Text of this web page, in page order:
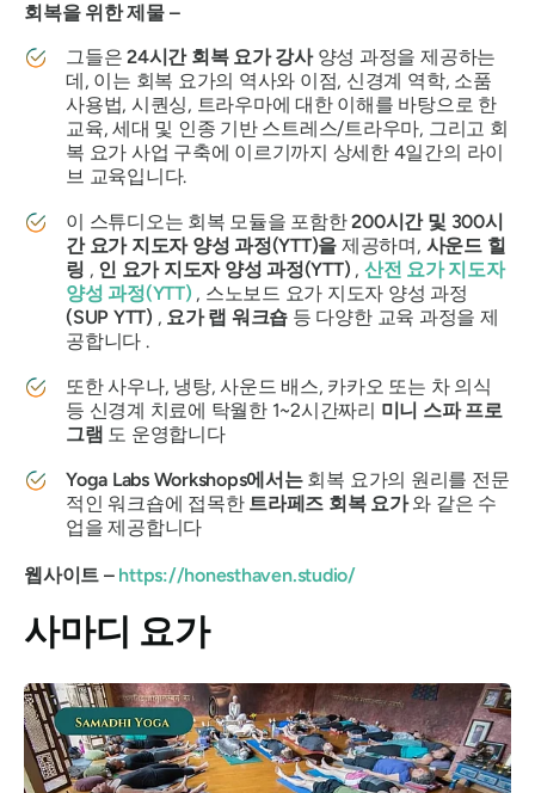
회복을 위한 제물 –
그들은24시간 회복 요가 강사 양성 과정을 제공하는
데, 이는 회복 요가의 역사와 이점, 신경계 역학, 소품
사용법, 시퀀싱, 트라우마에 대한 이해를 바탕으로 한
교육, 세대 및 인종 기반 스트레스/트라우마, 그리고 회
복 요가 사업 구축에 이르기까지 상세한 4일간의 라이
브 교육입니다.
이 스튜디오는 회복 모듈을 포함한200시간 및 300시
간 요가 지도자 양성 과정(YTT)을 제공하며, 사운드 힐
링 , 인 요가 지도자 양성 과정(YTT) , 산전 요가 지도자
양성 과정(YTT) , 스노보드 요가 지도자 양성 과정
(SUP YTT) , 요가 랩 워크숍 등 다양한 교육 과정을 제
공합니다 .
또한 사우나, 냉탕, 사운드 배스, 카카오 또는 차 의식
등 신경계 치료에 탁월한 1~2시간짜리 미니 스파 프로
그램 도 운영합니다
Yoga Labs Workshops에서는 회복 요가의 원리를 전문
적인 워크숍에 접목한 트라페즈 회복 요가와 같은 수
업을 제공합니다
웹사이트 – https://honesthaven.studio/
사마디 요가